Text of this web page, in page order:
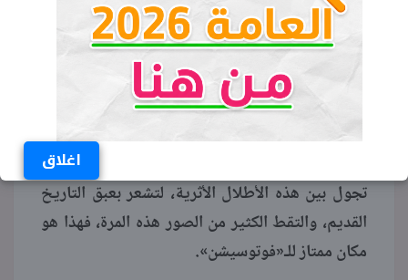
اغلاق
ستعرف من أشكال التماثيل وحكايات أهالي سيناء أن
هذا المعبد بني في هذه المنطقة تحديدا، لأن الإلهة
حتحور كانت تعرف عند الفراعنة بـ«ربة الفيروز» وربة
القمر، فكان الفراعنة يستغلون هذا المكان المرتفع في
رصد القمر والظواهر الفلكية.
تجول بين هذه الأطلال الأثرية، لتشعر بعبق التاريخ
القديم، والتقط الكثير من الصور هذه المرة، فهذا هو
مكان ممتاز للـ«فوتوسيشن».